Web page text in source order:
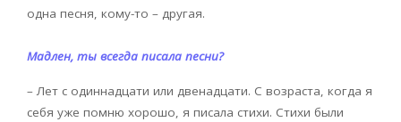
одна песня, кому-то – другая.
Мадлен, ты всегда писала песни?
– Лет с одиннадцати или двенадцати. С возраста, когда я
себя уже помню хорошо, я писала стихи. Стихи были